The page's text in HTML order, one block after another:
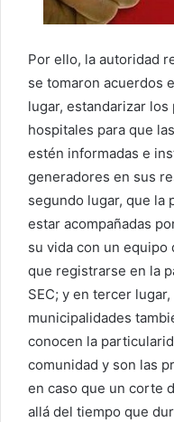
Por ello, la autoridad
se tomaron acuerdos
lugar, estandarizar
hospitales para que
estén informadas e
generadores en sus
segundo lugar, que la
estar acompañadas
su vida con un
que registrarse en la
SEC; y en tercer
municipalidades
conocen la
comunidad y son las
en caso que un corte
allá del tiempo que